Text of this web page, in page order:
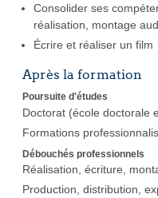
Consolider ses
réalisation, montage
Écrire et réaliser un film
Après la formation
Poursuite d'études
Doctorat (école doctorale
Formations
Débouchés professionnels
Réalisation, écriture,
Production, distribution,